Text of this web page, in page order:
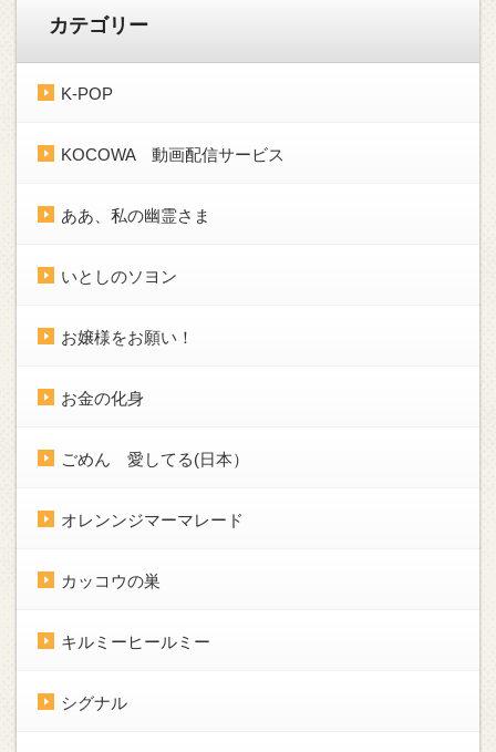
カテゴリー
K-POP
KOCOWA 動画配信サービス
ああ、私の幽霊さま
いとしのソヨン
お嬢様をお願い！
お金の化身
ごめん 愛してる(日本）
オレンンジマーマレード
カッコウの巣
キルミーヒールミー
シグナル